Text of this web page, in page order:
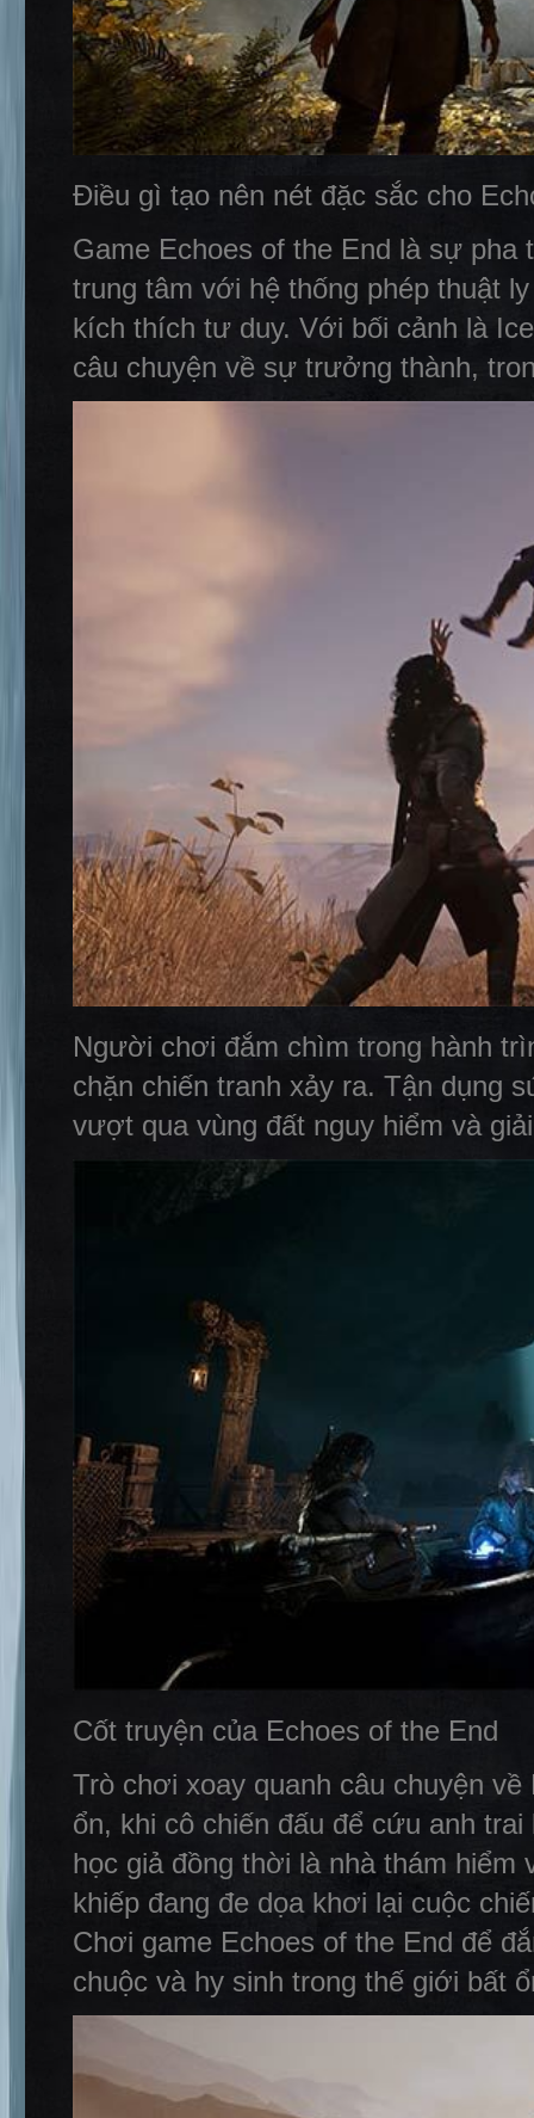
Điều gì tạo nên nét đặc sắc cho
Game Echoes of the End là sự
trung tâm với hệ thống phép thuật
kích thích tư duy. Với bối cảnh là
câu chuyện về sự trưởng thành,
Người chơi đắm chìm trong hành
chặn chiến tranh xảy ra. Tận dụng
vượt qua vùng đất nguy hiểm và
Cốt truyện của Echoes of the End
Trò chơi xoay quanh câu chuyện
ổn, khi cô chiến đấu để cứu anh
học giả đồng thời là nhà thám
khiếp đang đe dọa khơi lại cuộc
Chơi game Echoes of the End để
chuộc và hy sinh trong thế giới bất